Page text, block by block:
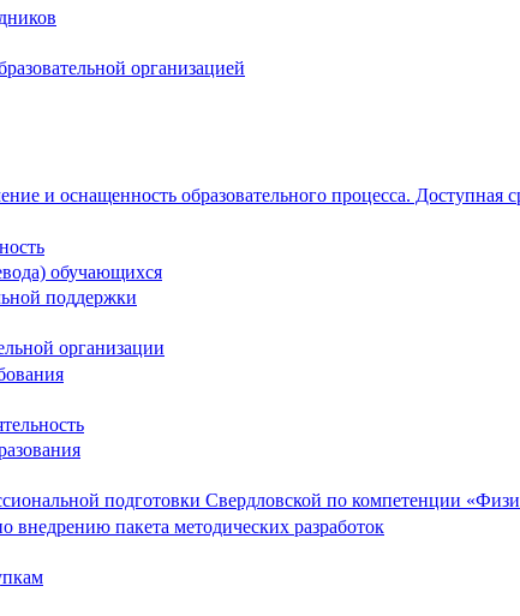
организацией
и оснащенность образовательного процесса. Доступная
обучающихся
поддержки
организации
подготовки Свердловской по компетенции
внедрению пакета методических разработок